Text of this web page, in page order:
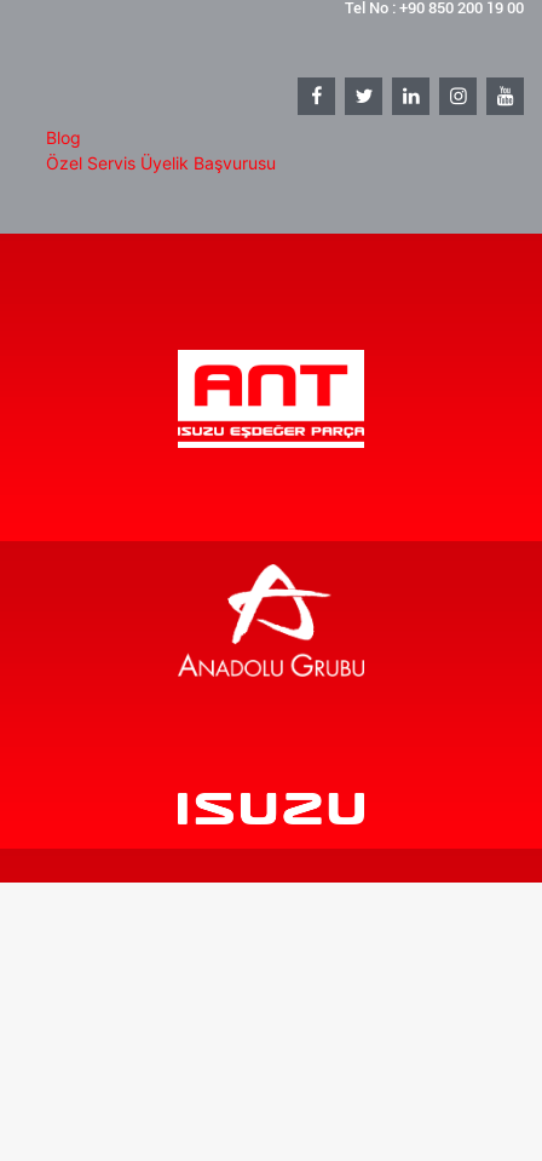
Tel No : +90 850 200 19 00
Blog
Özel Servis Üyelik Başvurusu